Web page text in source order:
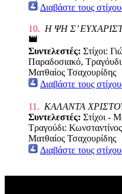
Διαβάστε τους
10. Η ΨΗ Σ’
movie
Συντελεστές: Στίχοι:
Παραδοσιακό,
Ματθαίος Τσαχουρίδης
Διαβάστε τους
11. ΚΑΛΑΝΤΑ
Συντελεστές: Στίχοι -
Τραγούδι:
Ματθαίος Τσαχουρίδης
Διαβάστε τους